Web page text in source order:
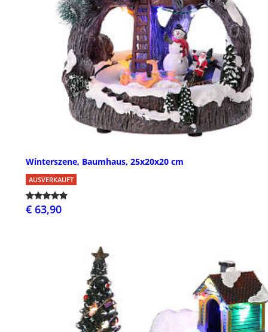
Winterszene, Baumhaus, 25x20x20 cm
AUSVERKAUFT
€ 63,90